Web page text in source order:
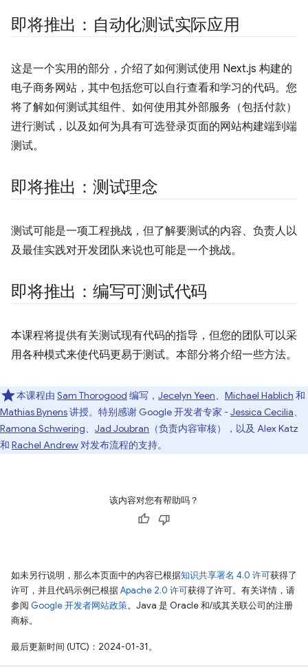
即将推出：自动化测试实际应用
这是一个实用的部分，介绍了如何测试使用 Next.js 构建的
电子商务网站，其中包括您可以自行查看和学习的代码。您
将了解如何测试其组件、如何使用其外部服务（包括付款）
进行测试，以及如何为具有可选登录页面的网站构建端到端
测试。
即将推出：测试理念
测试可能是一项工程挑战，但了解要测试的内容、负责人以
及最佳实践对开发团队来说也可能是一个挑战。
即将推出：编写可测试代码
本课程将提供有关测试现有代码的指导，但您的团队可以采
用各种模式来使代码更易于测试。 本部分将介绍一些方法。
本课程由 Sam Thorogood 编写， Jecelyn Yeen、 Michael Hablich 和
Mathias Bynens讲授。特别感谢 Google 开发者专家 -Jessica Cecilia、
Ramona Schwering、 Jad Joubran （负责内容审核），以及 Alex Katz
和 Rachel Andrew对发布流程的支持。
该内容对您有帮助吗？
如未另行说明，那么本页面中的内容已根据知识共享署名 4.0 许可获得了
许可，并且代码示例已根据Apache 2.0 许可获得了许可。有关详情，请
参阅 Google 开发者网站政策。Java 是 Oracle 和/或其关联公司的注册
商标。
最后更新时间 (UTC)：2024-01-31。